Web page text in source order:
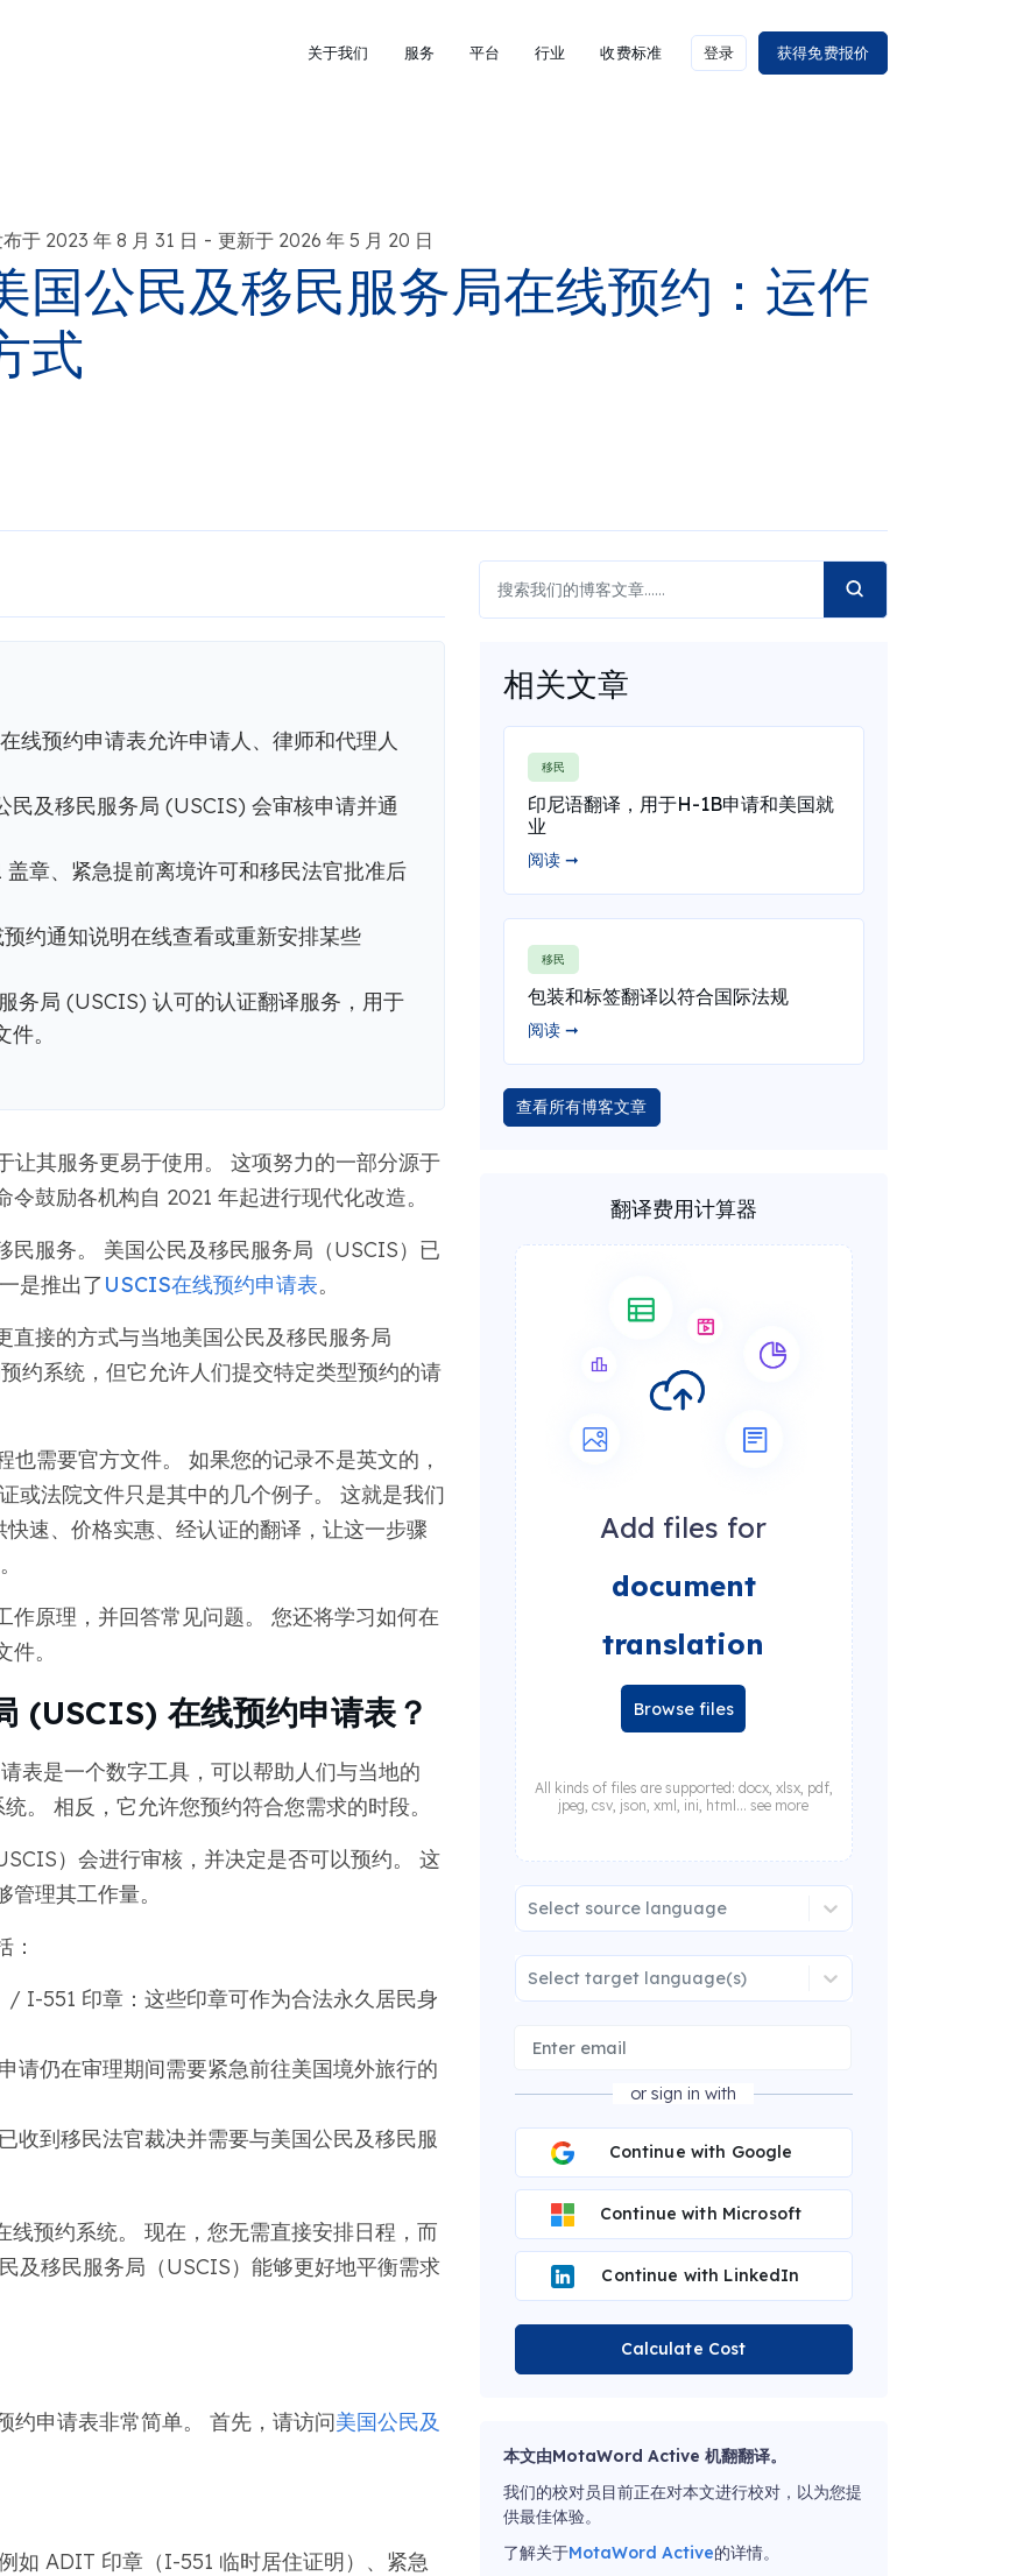
关于我们 服务 平台 行业 收费标准 登录 获得免费报价
于 2023 年 8 月 31 日 - 更新于 2026 年 5 月 20 日
国公民及移民服务局在线预约：运作
式
线预约申请表允许申请人、律师和代理人
民及移民服务局 (USCIS) 会审核申请并通
章、紧急提前离境许可和移民法官批准后
约通知说明在线查看或重新安排某些
务局 (USCIS) 认可的认证翻译服务，用于
。
让其服务更易于使用。 这项努力的一部分源于
鼓励各机构自 2021 年起进行现代化改造。
服务。 美国公民及移民服务局（USCIS）已
是推出了USCIS在线预约申请表。
直接的方式与当地美国公民及移民服务局
约系统，但它允许人们提交特定类型预约的请
需要官方文件。 如果您的记录不是英文的，
或法院文件只是其中的几个例子。 这就是我们
快速、价格实惠、经认证的翻译，让这一步骤
原理，并回答常见问题。 您还将学习如何在
。
(USCIS) 在线预约申请表？
表是一个数字工具，可以帮助人们与当地的
。 相反，它允许您预约符合您需求的时段。
）会进行审核，并决定是否可以预约。 这
理其工作量。
：
/ I-551 印章：这些印章可作为合法永久居民身
请仍在审理期间需要紧急前往美国境外旅行的
收到移民法官裁决并需要与美国公民及移民服
预约系统。 现在，您无需直接安排日程，而
及移民服务局（USCIS）能够更好地平衡需求
约申请表非常简单。 首先，请访问美国公民及
如 ADIT 印章（I-551 临时居住证明）、紧急
相关文章
移民
印尼语翻译，用于H-1B申请和美国就
业
阅读 ➞
移民
包装和标签翻译以符合国际法规
阅读 ➞
查看所有博客文章
翻译费用计算器
Add files for
document
translation
Browse files
All kinds of files are supported: docx, xlsx, pdf,
jpeg, csv, json, xml, ini, html... see more
Select source language
Select target language(s)
or sign in with
Continue with Google
Continue with Microsoft
Continue with LinkedIn
Calculate Cost
本文由MotaWord Active 机翻翻译。
我们的校对员目前正在对本文进行校对，以为您提
供最佳体验。
了解关于MotaWord Active的详情。